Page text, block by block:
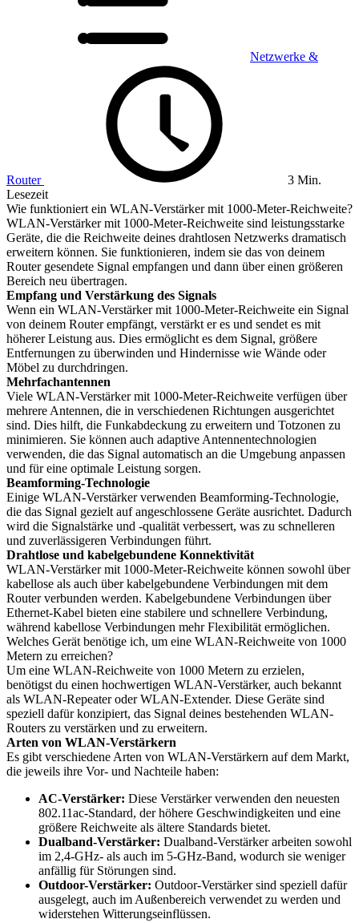
Netzwerke &
Router
3 Min.
Lesezeit
Wie funktioniert ein WLAN-Verstärker mit 1000-Meter-Reichweite?
WLAN-Verstärker mit 1000-Meter-Reichweite sind leistungsstarke
Geräte, die die Reichweite deines drahtlosen Netzwerks dramatisch
erweitern können. Sie funktionieren, indem sie das von deinem
Router gesendete Signal empfangen und dann über einen größeren
Bereich neu übertragen.
Empfang und Verstärkung des Signals
Wenn ein WLAN-Verstärker mit 1000-Meter-Reichweite ein Signal
von deinem Router empfängt, verstärkt er es und sendet es mit
höherer Leistung aus. Dies ermöglicht es dem Signal, größere
Entfernungen zu überwinden und Hindernisse wie Wände oder
Möbel zu durchdringen.
Mehrfachantennen
Viele WLAN-Verstärker mit 1000-Meter-Reichweite verfügen über
mehrere Antennen, die in verschiedenen Richtungen ausgerichtet
sind. Dies hilft, die Funkabdeckung zu erweitern und Totzonen zu
minimieren. Sie können auch adaptive Antennentechnologien
verwenden, die das Signal automatisch an die Umgebung anpassen
und für eine optimale Leistung sorgen.
Beamforming-Technologie
Einige WLAN-Verstärker verwenden Beamforming-Technologie,
die das Signal gezielt auf angeschlossene Geräte ausrichtet. Dadurch
wird die Signalstärke und -qualität verbessert, was zu schnelleren
und zuverlässigeren Verbindungen führt.
Drahtlose und kabelgebundene Konnektivität
WLAN-Verstärker mit 1000-Meter-Reichweite können sowohl über
kabellose als auch über kabelgebundene Verbindungen mit dem
Router verbunden werden. Kabelgebundene Verbindungen über
Ethernet-Kabel bieten eine stabilere und schnellere Verbindung,
während kabellose Verbindungen mehr Flexibilität ermöglichen.
Welches Gerät benötige ich, um eine WLAN-Reichweite von 1000
Metern zu erreichen?
Um eine WLAN-Reichweite von 1000 Metern zu erzielen,
benötigst du einen hochwertigen WLAN-Verstärker, auch bekannt
als WLAN-Repeater oder WLAN-Extender. Diese Geräte sind
speziell dafür konzipiert, das Signal deines bestehenden WLAN-
Routers zu verstärken und zu erweitern.
Arten von WLAN-Verstärkern
Es gibt verschiedene Arten von WLAN-Verstärkern auf dem Markt,
die jeweils ihre Vor- und Nachteile haben:
AC-Verstärker: Diese Verstärker verwenden den neuesten
802.11ac-Standard, der höhere Geschwindigkeiten und eine
größere Reichweite als ältere Standards bietet.
Dualband-Verstärker: Dualband-Verstärker arbeiten sowohl
im 2,4-GHz- als auch im 5-GHz-Band, wodurch sie weniger
anfällig für Störungen sind.
Outdoor-Verstärker: Outdoor-Verstärker sind speziell dafür
ausgelegt, auch im Außenbereich verwendet zu werden und
widerstehen Witterungseinflüssen.